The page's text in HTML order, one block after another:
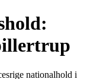
nationalhold i